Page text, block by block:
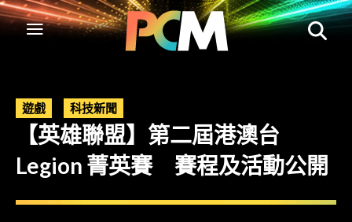
遊戲 科技新聞
【英雄聯盟】第二屆港澳台
Legion 菁英賽 賽程及活動公開